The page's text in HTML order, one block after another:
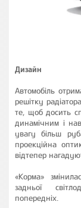
Дизайн
Автомобіль
решітку
те, щоб досить
динамічним і
увагу більш
проекційна
відтепер
«Корма»
задньої
попередніх.